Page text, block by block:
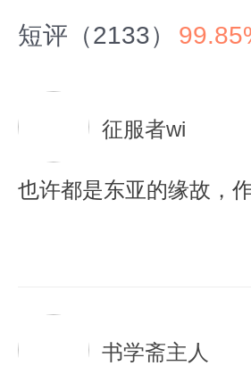
短评（2133）
征服者wi
也许都是东亚的缘故，
书学斋主人